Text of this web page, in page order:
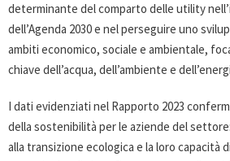
determinante del comparto delle utility
dell’Agenda 2030 e nel perseguire uno
ambiti economico, sociale e ambientale,
chiave dell’acqua, dell’ambiente e
I dati evidenziati nel Rapporto 2023
della sostenibilità per le aziende del
alla transizione ecologica e la loro capacità